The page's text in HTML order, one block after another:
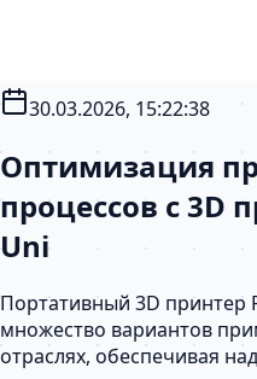
30.03.2026, 15:22:38
Оптимизация
процессов с 3D
Uni
Портативный 3D принтер
множество вариантов
отраслях, обеспечивая